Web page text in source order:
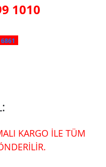
1010
KARGO İLE TÜM